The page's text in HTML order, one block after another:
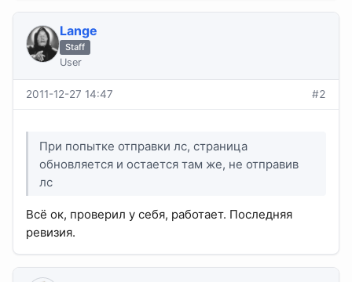
Lange
Staff
User
2011-12-27 14:47 #2
При попытке отправки лс, страница
обновляется и остается там же, не отправив
лс
Всё ок, проверил у себя, работает. Последняя
ревизия.